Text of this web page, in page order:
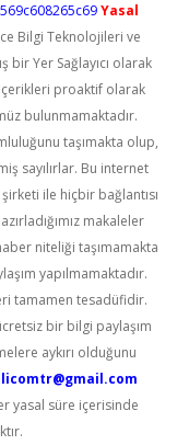
Yasal
Bilgi Teknolojileri ve
bir Yer Sağlayıcı olarak
proaktif olarak
bulunmamaktadır.
taşımakta olup,
sayılırlar. Bu internet
ile hiçbir bağlantısı
makaleler
niteliği taşımamakta
yapılmamaktadır.
tamamen tesadüfidir.
bir bilgi paylaşım
aykırı olduğunu
yasal süre içerisinde